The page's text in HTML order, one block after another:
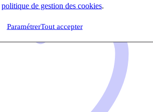
politique de gestion des cookies
ParamétrerTout accepter